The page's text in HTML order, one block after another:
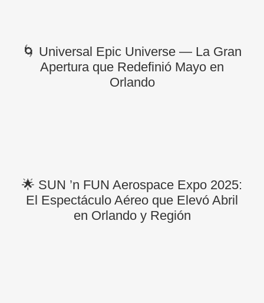
🌀 Universal Epic Universe — La Gran
Apertura que Redefinió Mayo en
Orlando
🌟 SUN ’n FUN Aerospace Expo 2025:
El Espectáculo Aéreo que Elevó Abril
en Orlando y Región